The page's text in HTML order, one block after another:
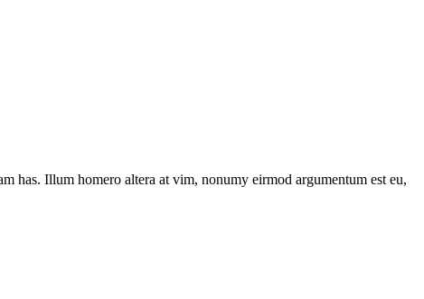
has. Illum homero altera at vim, nonumy eirmod argumentum est eu,